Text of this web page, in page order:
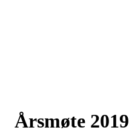
Årsmøte 2019